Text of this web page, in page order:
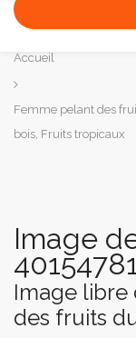
Vous
êtes
ici :
Accueil
Femme pelant des
bois, Fruits tropicaux
Image
Image libre
des fruits